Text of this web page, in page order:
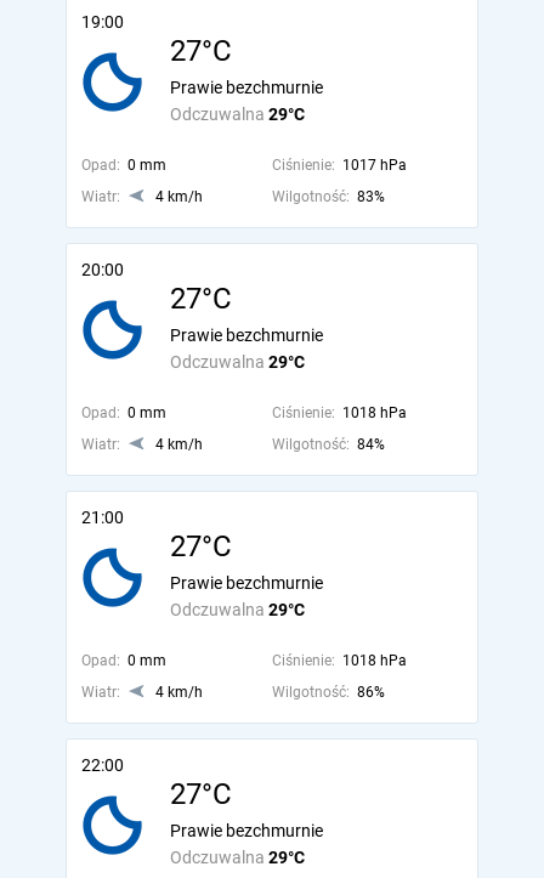
19:00
27°C
Odczuwalna 29°C
Prawie bezchmurnie
Opad: 0 mm Ciśnienie: 1017 hPa
Wiatr:
4 km/h Wilgotność: 83%
20:00
27°C
Odczuwalna 29°C
Prawie bezchmurnie
Opad: 0 mm Ciśnienie: 1018 hPa
Wiatr:
4 km/h Wilgotność: 84%
21:00
27°C
Odczuwalna 29°C
Prawie bezchmurnie
Opad: 0 mm Ciśnienie: 1018 hPa
Wiatr:
4 km/h Wilgotność: 86%
22:00
27°C
Odczuwalna 29°C
Prawie bezchmurnie